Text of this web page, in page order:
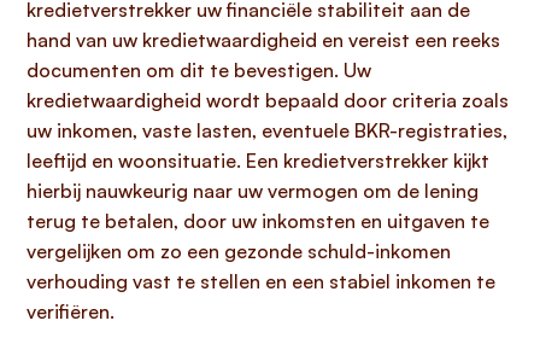
kredietverstrekker uw financiële stabiliteit aan de
hand van uw kredietwaardigheid en vereist een reeks
documenten om dit te bevestigen. Uw
kredietwaardigheid wordt bepaald door criteria zoals
uw inkomen, vaste lasten, eventuele BKR-registraties,
leeftijd en woonsituatie. Een kredietverstrekker kijkt
hierbij nauwkeurig naar uw vermogen om de lening
terug te betalen, door uw inkomsten en uitgaven te
vergelijken om zo een gezonde schuld-inkomen
verhouding vast te stellen en een stabiel inkomen te
verifiëren.